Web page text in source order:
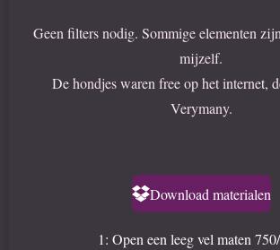
Geen filters nodig. Sommige elementen
mijzelf.
De hondjes waren free op het internet,
Verymany.
Download materialen
1: Open een leeg vel maten